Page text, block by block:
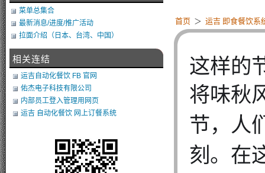
首页 ＞ 运吉 即食餐饮系
这样的
将味秋
节，人
刻。在
菜单总集合
最新消息/进度/推广活动
拉面介绍（日本、台湾、中国）
相关连结
运吉自动化餐饮 FB 官网
佑杰电子科技有限公司
内部员工登入管理用网页
运吉 自动化餐饮 网上订餐系统